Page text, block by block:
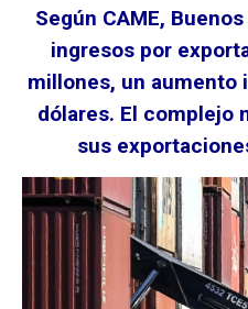
Según CAME,
ingresos por
millones, un aumento
dólares. El complejo
sus